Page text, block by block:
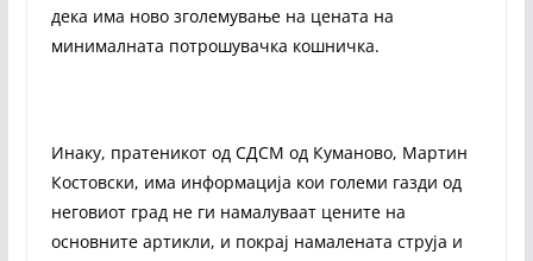
дека има ново зголемување на цената на
минималната потрошувачка кошничка.
Инаку, пратеникот од СДСМ од Куманово, Мартин
Костовски, има информација кои големи газди од
неговиот град не ги намалуваат цените на
основните артикли, и покрај намалената струја и